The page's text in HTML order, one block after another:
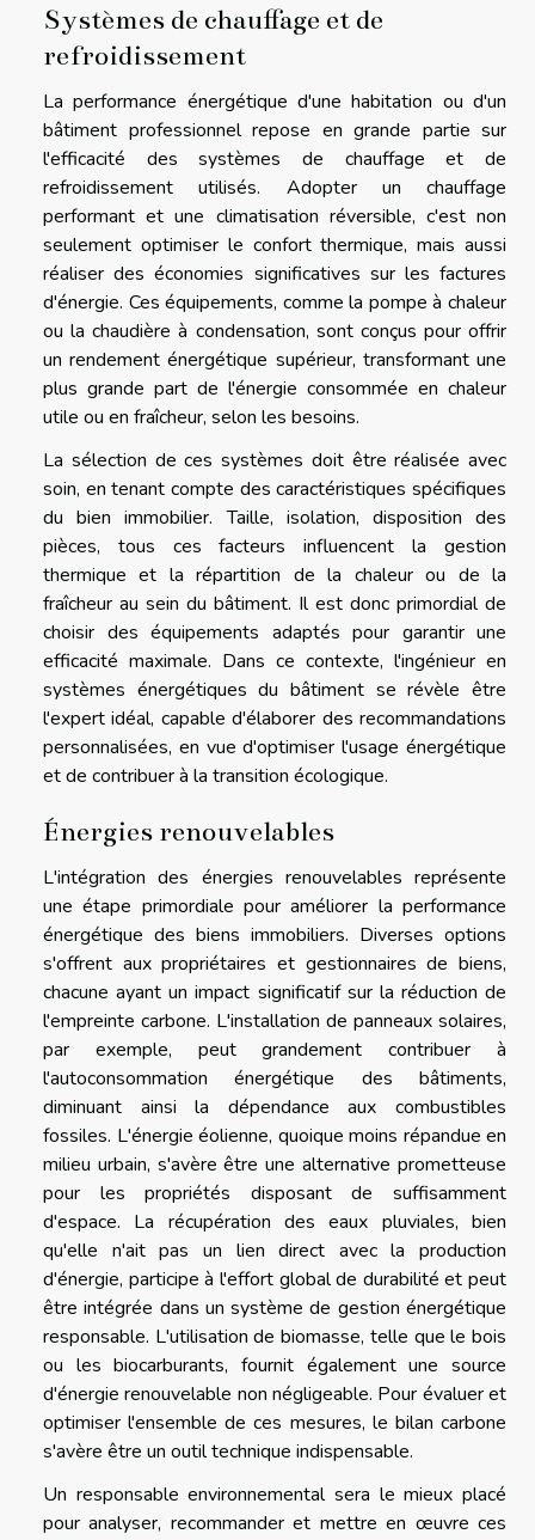
Systèmes de chauffage et de
refroidissement
La performance énergétique d'une habitation ou d'un
bâtiment professionnel repose en grande partie sur
l'efficacité des systèmes de chauffage et de
refroidissement utilisés. Adopter un chauffage
performant et une climatisation réversible, c'est non
seulement optimiser le confort thermique, mais aussi
réaliser des économies significatives sur les factures
d'énergie. Ces équipements, comme la pompe à chaleur
ou la chaudière à condensation, sont conçus pour offrir
un rendement énergétique supérieur, transformant une
plus grande part de l'énergie consommée en chaleur
utile ou en fraîcheur, selon les besoins.
La sélection de ces systèmes doit être réalisée avec
soin, en tenant compte des caractéristiques spécifiques
du bien immobilier. Taille, isolation, disposition des
pièces, tous ces facteurs influencent la gestion
thermique et la répartition de la chaleur ou de la
fraîcheur au sein du bâtiment. Il est donc primordial de
choisir des équipements adaptés pour garantir une
efficacité maximale. Dans ce contexte, l'ingénieur en
systèmes énergétiques du bâtiment se révèle être
l'expert idéal, capable d'élaborer des recommandations
personnalisées, en vue d'optimiser l'usage énergétique
et de contribuer à la transition écologique.
Énergies renouvelables
L'intégration des énergies renouvelables représente
une étape primordiale pour améliorer la performance
énergétique des biens immobiliers. Diverses options
s'offrent aux propriétaires et gestionnaires de biens,
chacune ayant un impact significatif sur la réduction de
l'empreinte carbone. L'installation de panneaux solaires,
par exemple, peut grandement contribuer à
l'autoconsommation énergétique des bâtiments,
diminuant ainsi la dépendance aux combustibles
fossiles. L'énergie éolienne, quoique moins répandue en
milieu urbain, s'avère être une alternative prometteuse
pour les propriétés disposant de suffisamment
d'espace. La récupération des eaux pluviales, bien
qu'elle n'ait pas un lien direct avec la production
d'énergie, participe à l'effort global de durabilité et peut
être intégrée dans un système de gestion énergétique
responsable. L'utilisation de biomasse, telle que le bois
ou les biocarburants, fournit également une source
d'énergie renouvelable non négligeable. Pour évaluer et
optimiser l'ensemble de ces mesures, le bilan carbone
s'avère être un outil technique indispensable.
Un responsable environnemental sera le mieux placé
pour analyser, recommander et mettre en œuvre ces